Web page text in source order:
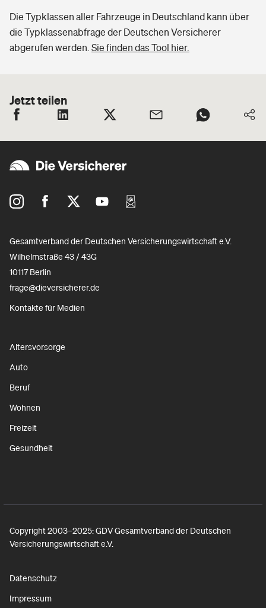
Die Typklassen aller Fahrzeuge in Deutschland kann über
die Typklassenabfrage der Deutschen Versicherer
abgerufen werden. Sie finden das Tool hier.
Jetzt teilen
Gesamtverband der Deutschen Versicherungswirtschaft e.V.
Wilhelmstraße 43 / 43G
10117 Berlin
frage@dieversicherer.de
Kontakte für Medien
Altersvorsorge
Auto
Beruf
Wohnen
Freizeit
Gesundheit
Copyright 2003–2025: GDV Gesamtverband der Deutschen
Versicherungswirtschaft e.V.
Datenschutz
Impressum